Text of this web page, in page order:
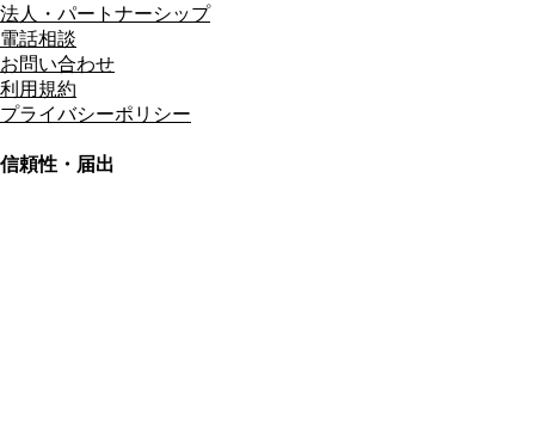
法人・パートナーシップ
電話相談
お問い合わせ
利用規約
プライバシーポリシー
信頼性・届出